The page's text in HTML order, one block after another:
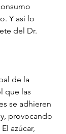
Y así lo
del Dr.
de la
que las
se adhieren
provocando
azúcar,